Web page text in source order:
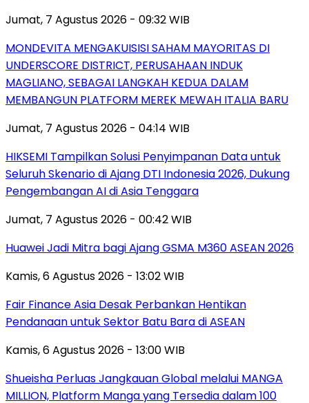
Jumat, 7 Agustus 2026 - 09:32 WIB
MONDEVITA MENGAKUISISI SAHAM MAYORITAS DI
UNDERSCORE DISTRICT, PERUSAHAAN INDUK
MAGLIANO, SEBAGAI LANGKAH KEDUA DALAM
MEMBANGUN PLATFORM MEREK MEWAH ITALIA BARU
Jumat, 7 Agustus 2026 - 04:14 WIB
HIKSEMI Tampilkan Solusi Penyimpanan Data untuk
Seluruh Skenario di Ajang DTI Indonesia 2026, Dukung
Pengembangan AI di Asia Tenggara
Jumat, 7 Agustus 2026 - 00:42 WIB
Huawei Jadi Mitra bagi Ajang GSMA M360 ASEAN 2026
Kamis, 6 Agustus 2026 - 13:02 WIB
Fair Finance Asia Desak Perbankan Hentikan
Pendanaan untuk Sektor Batu Bara di ASEAN
Kamis, 6 Agustus 2026 - 13:00 WIB
Shueisha Perluas Jangkauan Global melalui MANGA
MILLION, Platform Manga yang Tersedia dalam 100